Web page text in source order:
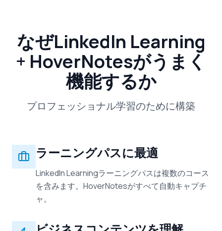
なぜLinkedIn Learning
+ HoverNotesがうまく
機能するか
プロフェッショナル学習のために構築
ラーニングパスに最適
LinkedIn Learningラーニングパスは複数のコース
を含みます。HoverNotesがすべて自動キャプチ
ャ。